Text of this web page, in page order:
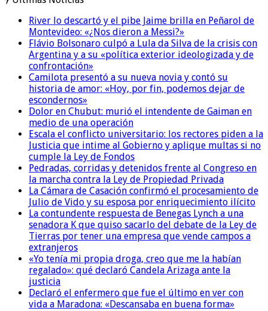
River lo descartó y el pibe Jaime brilla en Peñarol de
Montevideo: «¿Nos dieron a Messi?»
Flávio Bolsonaro culpó a Lula da Silva de la crisis con
Argentina y a su «política exterior ideologizada y de
confrontación»
Camilota presentó a su nueva novia y contó su
historia de amor: «Hoy, por fin, podemos dejar de
escondernos»
Dolor en Chubut: murió el intendente de Gaiman en
medio de una operación
Escala el conflicto universitario: los rectores piden a la
Justicia que intime al Gobierno y aplique multas si no
cumple la Ley de Fondos
Pedradas, corridas y detenidos frente al Congreso en
la marcha contra la Ley de Propiedad Privada
La Cámara de Casación confirmó el procesamiento de
Julio de Vido y su esposa por enriquecimiento ilícito
La contundente respuesta de Benegas Lynch a una
senadora K que quiso sacarlo del debate de la Ley de
Tierras por tener una empresa que vende campos a
extranjeros
«Yo tenía mi propia droga, creo que me la habían
regalado»: qué declaró Candela Arizaga ante la
justicia
Declaró el enfermero que fue el último en ver con
vida a Maradona: «Descansaba en buena forma»